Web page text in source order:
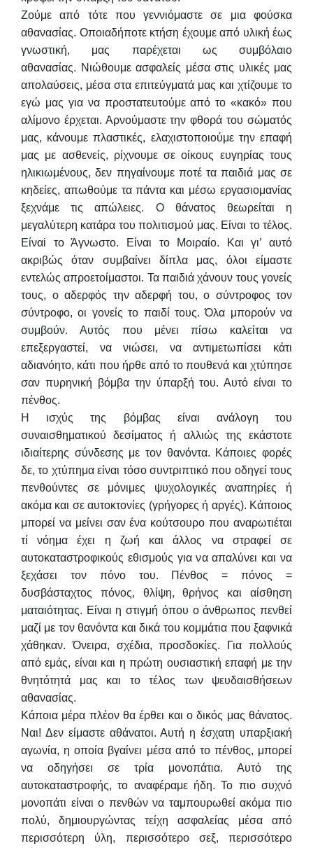
Ζούμε από τότε που γεννιόμαστε σε μια φούσκα
αθανασίας. Οποιαδήποτε κτήση έχουμε από υλική έως
γνωστική, μας παρέχεται ως συμβόλαιο
αθανασίας. Νιώθουμε ασφαλείς μέσα στις υλικές μας
απολαύσεις, μέσα στα επιτεύγματά μας και χτίζουμε το
εγώ μας για να προστατευτούμε από το «κακό» που
αλίμονο έρχεται. Αρνούμαστε την φθορά του σώματός
μας, κάνουμε πλαστικές, ελαχιστοποιούμε την επαφή
μας με ασθενείς, ρίχνουμε σε οίκους ευγηρίας τους
ηλικιωμένους, δεν πηγαίνουμε ποτέ τα παιδιά μας σε
κηδείες, απωθούμε τα πάντα και μέσω εργασιομανίας
ξεχνάμε τις απώλειες. Ο θάνατος θεωρείται η
μεγαλύτερη κατάρα του πολιτισμού μας. Είναι το τέλος.
Είναi το Άγνωστο. Είναι το Μοιραίο. Και γι’ αυτό
ακριβώς όταν συμβαίνει δίπλα μας, όλοι είμαστε
εντελώς απροετοίμαστοι. Τα παιδιά χάνουν τους γονείς
τους, ο αδερφός την αδερφή του, ο σύντροφος τον
σύντροφο, οι γονείς το παιδί τους. Όλα μπορούν να
συμβούν.Αυτός που μένει πίσω καλείται να
επεξεργαστεί, να νιώσει, να αντιμετωπίσει κάτι
αδιανόητο, κάτι που ήρθε από το πουθενά και χτύπησε
σαν πυρηνική βόμβα την ύπαρξή του. Αυτό είναι το
πένθος.
Η ισχύς της βόμβας είναι ανάλογη του
συναισθηματικού δεσίματος ή αλλιώς της εκάστοτε
ιδιαίτερης σύνδεσης με τον θανόντα. Κάποιες φορές
δε, το χτύπημα είναι τόσο συντριπτικό που οδηγεί τους
πενθούντες σε μόνιμες ψυχολογικές αναπηρίες ή
ακόμα και σε αυτοκτονίες (γρήγορες ή αργές). Κάποιος
μπορεί να μείνει σαν ένα κούτσουρο που αναρωτιέται
τί νόημα έχει η ζωή και άλλος να στραφεί σε
αυτοκαταστροφικούς εθισμούς για να απαλύνει και να
ξεχάσει τον πόνο του. Πένθος = πόνος =
δυσβάσταχτος πόνος, θλίψη, θρήνος και αίσθηση
ματαιότητας. Είναι η στιγμή όπου ο άνθρωπος πενθεί
μαζί με τον θανόντα και δικά του κομμάτια που ξαφνικά
χάθηκαν. Όνειρα, σχέδια, προσδοκίες.
Για πολλούς
από εμάς, είναι και η πρώτη ουσιαστική επαφή με την
θνητότητά μας και το τέλος των ψευδαισθήσεων
αθανασίας.
Κάποια μέρα πλέον θα έρθει και ο δικός μας θάνατος.
Ναι! Δεν είμαστε αθάνατοι. Αυτή η έσχατη υπαρξιακή
αγωνία, η οποία βγαίνει μέσα από το πένθος, μπορεί
να οδηγήσει σε τρία μονοπάτια. Αυτό της
αυτοκαταστροφής, το αναφέραμε ήδη.Το πιο συχνό
μονοπάτι είναι ο πενθών να ταμπουρωθεί ακόμα πιο
πολύ, δημιουργώντας τείχη ασφαλείας μέσα από
περισσότερη ύλη, περισσότερο σεξ, περισσότερο